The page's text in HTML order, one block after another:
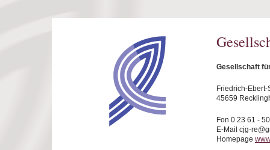
Gesellschaft
Friedrich-Ebert-
45659
Fon 0 23 61 -
E-Mail cjg-
Homepage